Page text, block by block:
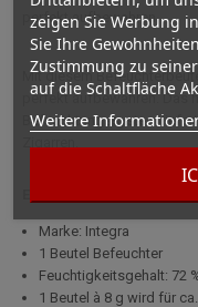
zeigen Sie Werbung
Sie Ihre
Zustimmung zu
auf die Schaltfläche
Weitere
perfekt aufbewahren.
Mit diesem
perfekt aufbewahren. Das
Befeuchtungssystem
Marke: Integra
1 Beutel Befeuchter
Feuchtigkeitsgehalt: 72
1 Beutel à 8 g wird für